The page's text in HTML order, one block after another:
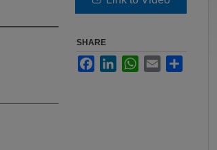
SHARE
FacebookLinkedInWhatsApp
Email